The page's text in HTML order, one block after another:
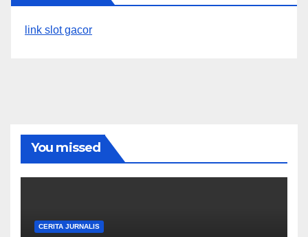
link slot gacor
You missed
CERITA JURNALIS